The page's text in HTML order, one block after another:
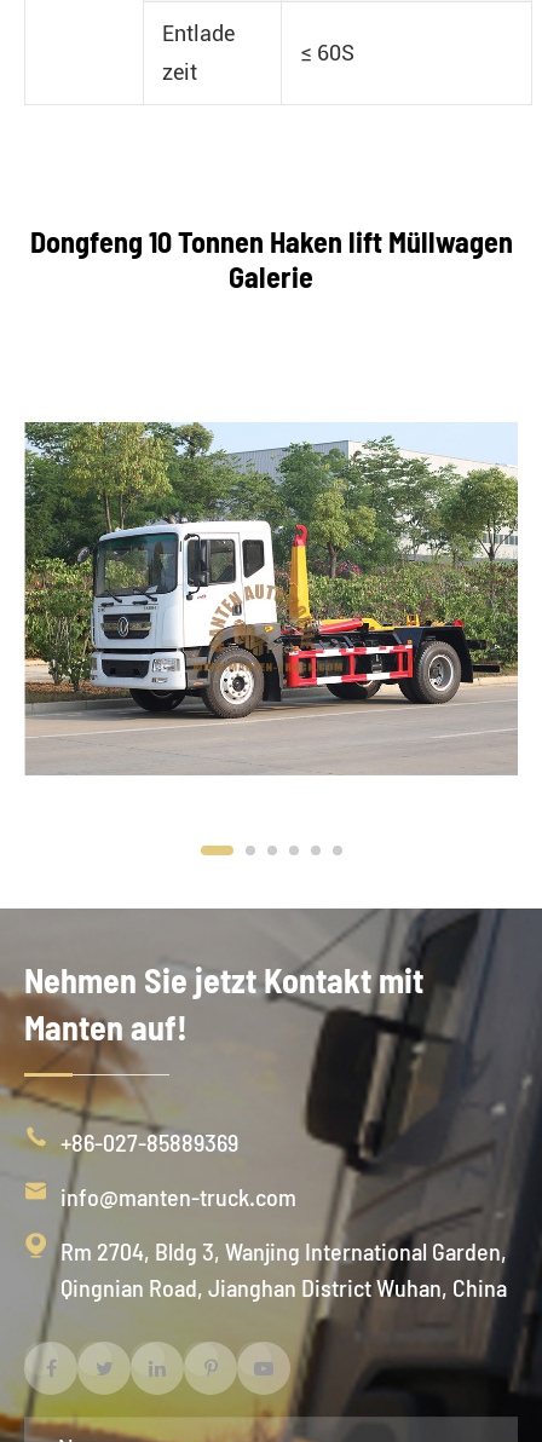
Entlade
zeit
≤ 60S
Dongfeng 10 Tonnen Haken lift Müllwagen
Galerie
Nehmen Sie jetzt Kontakt mit
Manten auf!
 +86-027-85889369
 info@manten-truck.com

Rm 2704, Bldg 3, Wanjing International Garden,
Qingnian Road, Jianghan District Wuhan, China